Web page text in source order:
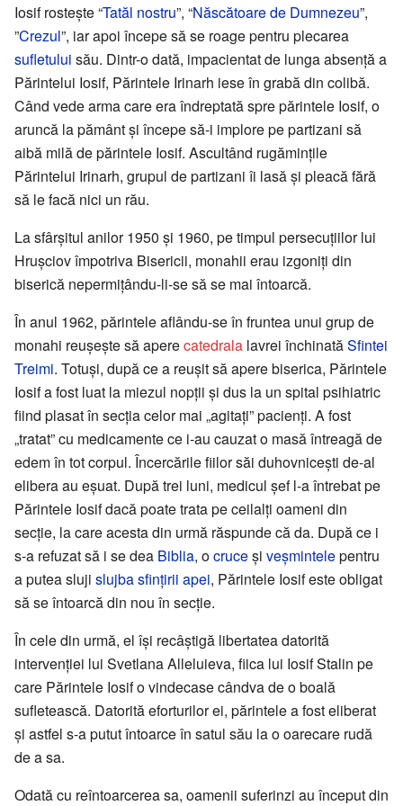
Iosif rostește “Tatăl nostru”, “Născătoare de Dumnezeu”,
”Crezul”, iar apoi începe să se roage pentru plecarea
sufletului său. Dintr-o dată, impacientat de lunga absență a
Părintelui Iosif, Părintele Irinarh iese în grabă din colibă.
Când vede arma care era îndreptată spre părintele Iosif, o
aruncă la pământ și începe să-i implore pe partizani să
aibă milă de părintele Iosif. Ascultând rugămințile
Părintelui Irinarh, grupul de partizani îi lasă și pleacă fără
să le facă nici un rău.
La sfârșitul anilor 1950 și 1960, pe timpul persecuțiilor lui
Hrușciov împotriva Bisericii, monahii erau izgoniți din
biserică nepermițându-li-se să se mai întoarcă.
În anul 1962, părintele aflându-se în fruntea unui grup de
monahi reușește să aperecatedrala lavrei închinatăSfintei
Treimi. Totuși, după ce a reușit să apere biserica, Părintele
Iosif a fost luat la miezul nopții și dus la un spital psihiatric
fiind plasat în secția celor mai „agitați” pacienți. A fost
„tratat” cu medicamente ce i-au cauzat o masă întreagă de
edem în tot corpul. Încercările fiilor săi duhovnicești de-al
elibera au eșuat. După trei luni, medicul șef l-a întrebat pe
Părintele Iosif dacă poate trata pe ceilalți oameni din
secție, la care acesta din urmă răspunde că da. După ce i
s-a refuzat să i se dea Biblia, ocruceși veșmintelepentru
a putea sluji slujba sfințirii apei, Părintele Iosif este obligat
să se întoarcă din nou în secție.
În cele din urmă, el își recâștigă libertatea datorită
intervenției lui Svetlana Alleluieva, fiica lui Iosif Stalin pe
care Părintele Iosif o vindecase cândva de o boală
sufletească. Datorită eforturilor ei, părintele a fost eliberat
și astfel s-a putut întoarce în satul său la o oarecare rudă
de a sa.
Odată cu reîntoarcerea sa, oamenii suferinzi au început din